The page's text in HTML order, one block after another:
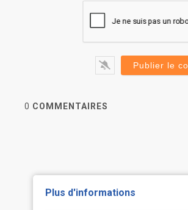
0 COMMENTAIRES
Plus d'informations